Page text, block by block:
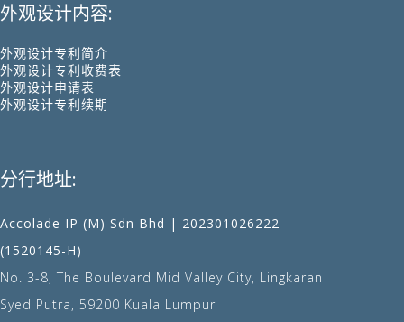
外观设计内容:
外观设计专利简介
外观设计专利收费表
外观设计申请表
外观设计专利续期
分行地址:
Accolade IP (M) Sdn Bhd | 202301026222
(1520145-H)
No. 3-8, The Boulevard Mid Valley City, Lingkaran
Syed Putra, 59200 Kuala Lumpur